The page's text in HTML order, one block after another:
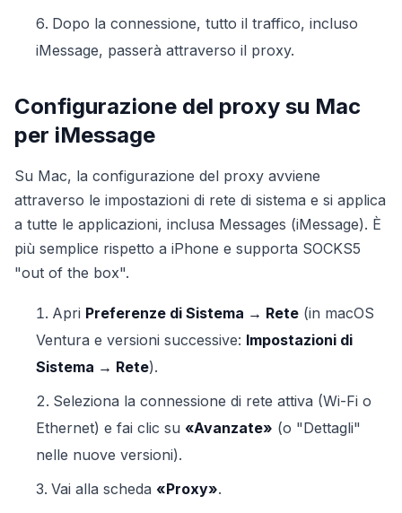
Dopo la connessione, tutto il traffico, incluso
iMessage, passerà attraverso il proxy.
Configurazione del proxy su Mac
per iMessage
Su Mac, la configurazione del proxy avviene
attraverso le impostazioni di rete di sistema e si applica
a tutte le applicazioni, inclusa Messages (iMessage). È
più semplice rispetto a iPhone e supporta SOCKS5
"out of the box".
Apri Preferenze di Sistema → Rete (in macOS
Ventura e versioni successive: Impostazioni di
Sistema → Rete).
Seleziona la connessione di rete attiva (Wi-Fi o
Ethernet) e fai clic su «Avanzate» (o "Dettagli"
nelle nuove versioni).
Vai alla scheda «Proxy».